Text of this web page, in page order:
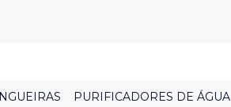
PURIFICADORES DE ÁGUA